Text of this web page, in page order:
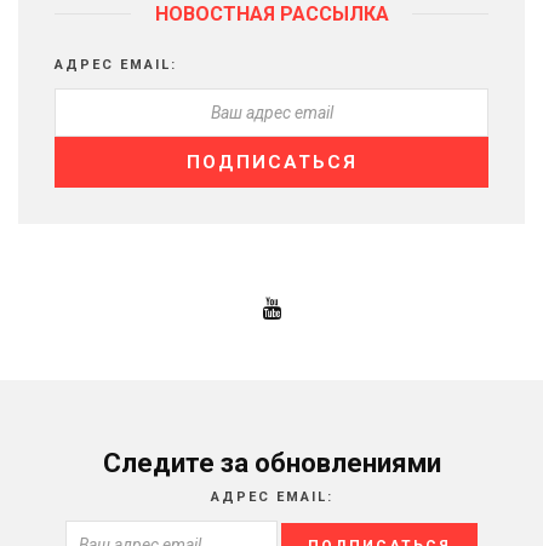
НОВОСТНАЯ РАССЫЛКА
АДРЕС EMAIL:
Следите за обновлениями
АДРЕС EMAIL: